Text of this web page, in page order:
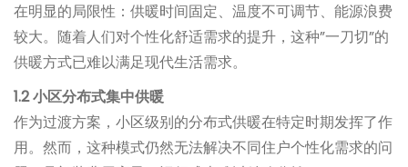
在明显的局限性：供暖时间固定、温度不可调节、能源浪费
较大。随着人们对个性化舒适需求的提升，这种”一刀切”的
供暖方式已难以满足现代生活需求。
1.2 小区分布式集中供暖
作为过渡方案，小区级别的分布式供暖在特定时期发挥了作
用。然而，这种模式仍然无法解决不同住户个性化需求的问